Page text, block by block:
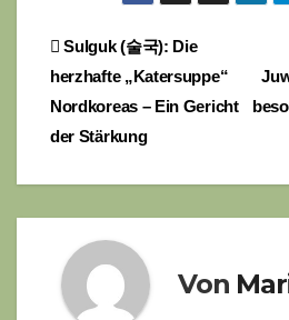
Sulguk (술국): Die
herzhafte „Katersuppe“
Nordkoreas – Ein Gericht
der Stärkung
Von